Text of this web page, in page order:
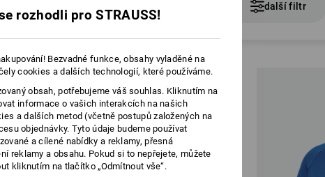
další filtr
rozhodli pro STRAUSS!
Bezvadné funkce, obsahy vyladěné na
cookies a dalších technologií, které používáme.
obsah, potřebujeme váš souhlas. Kliknutím na
informace o vašich interakcích na našich
a dalších metod (včetně postupů založených na
objednávky. Tyto údaje budeme používat
a cílené nabídky a reklamy, přesná
reklamy a obsahu. Pokud si to nepřejete, můžete
kliknutím na tlačítko „Odmítnout vše“.